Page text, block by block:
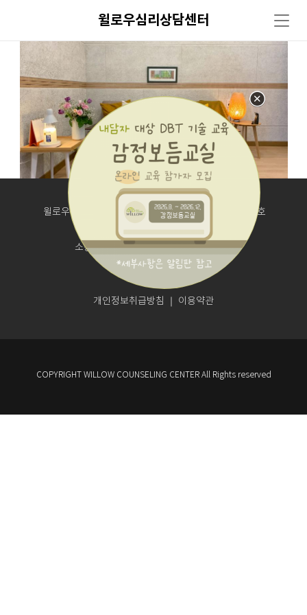
윌로우심리상담센터
윌로우심리상담센터｜ 대전시 동구 동서대로 1688 801호
사업자등록번호 : 318-99-00720
소장: 조윤화 ｜ 개인정보책임자 : 조윤화
전화 : 042-621-8003
개인정보취급방침 이용약관
COPYRIGHT WILLOW COUNSELING CENTER All Rights reserved